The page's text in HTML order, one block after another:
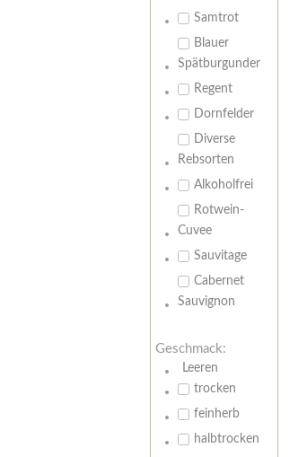
Samtrot
Blauer
Spätburgunder
Regent
Dornfelder
Diverse
Rebsorten
Alkoholfrei
Rotwein-
Cuvee
Sauvitage
Cabernet
Sauvignon
Geschmack:
Leeren
trocken
feinherb
halbtrocken